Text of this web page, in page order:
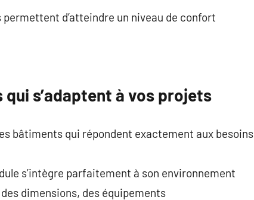
d’atteindre un niveau de confort
s’adaptent à vos projets
bâtiments qui répondent exactement aux besoins
s’intègre parfaitement à son environnement
dimensions, des équipements